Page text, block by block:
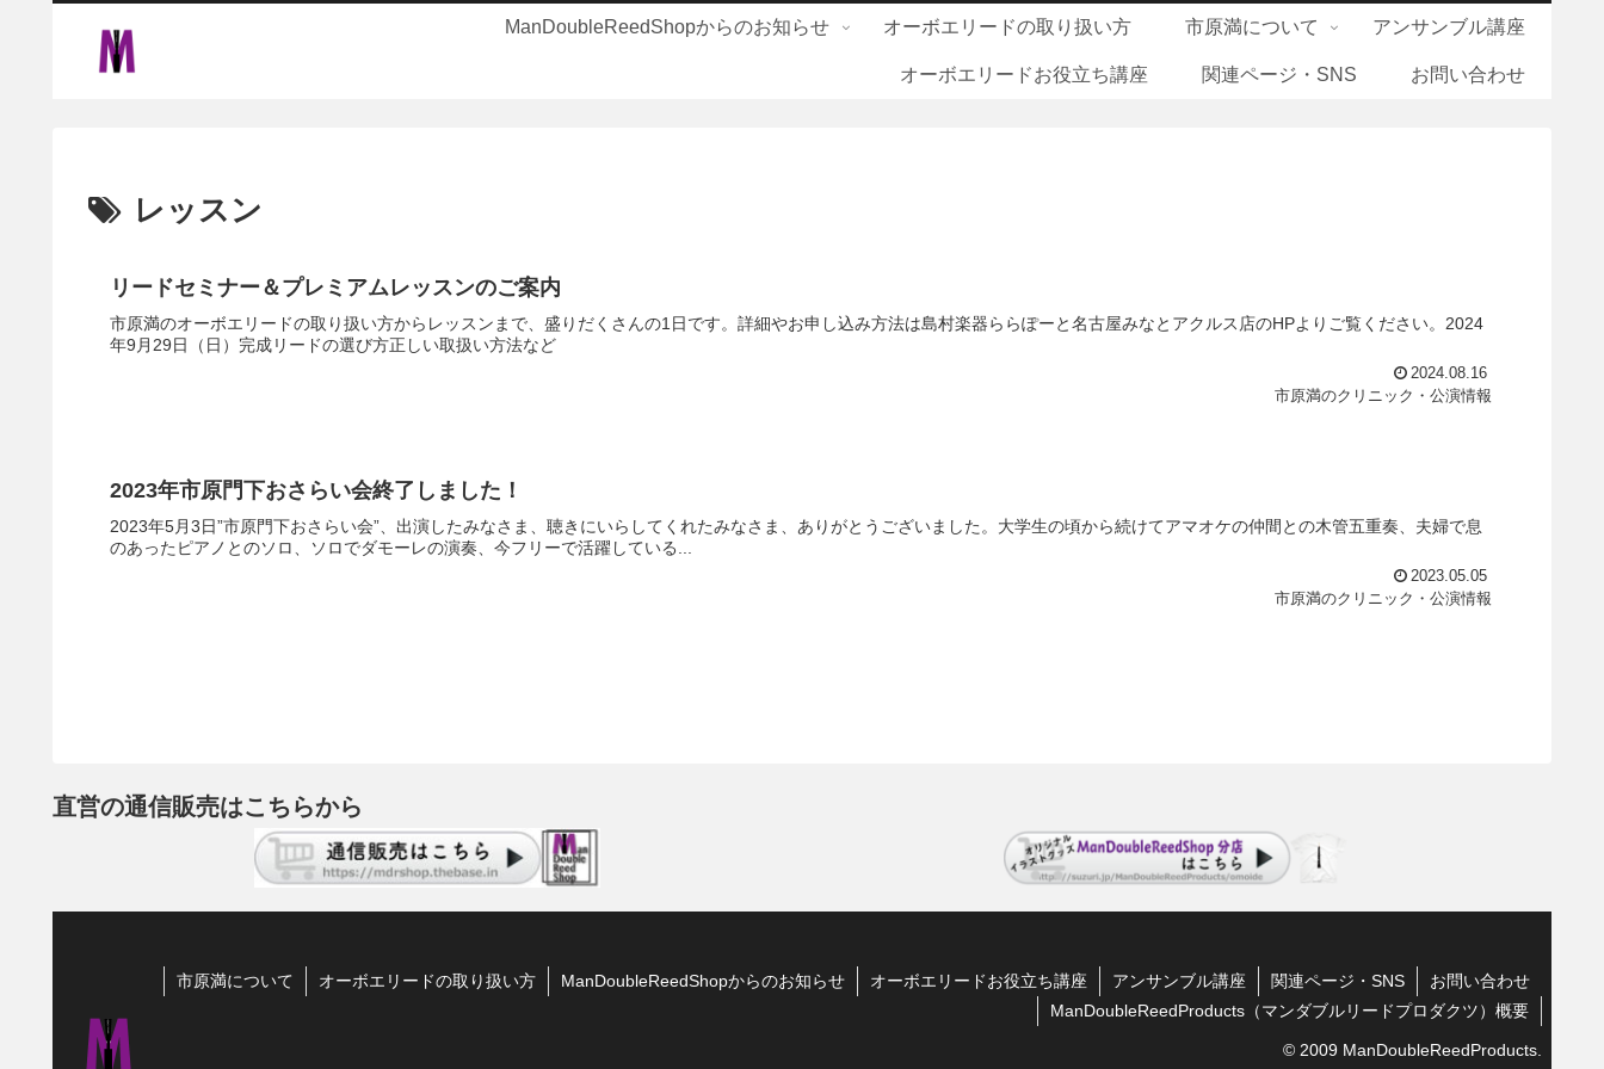
ManDoubleReedShopからのお知らせ オーボエリードの取り扱い方 市原満について アンサンブル講座
オーボエリードお役立ち講座 関連ページ・SNS お問い合わせ
レッスン
リードセミナー＆プレミアムレッスンのご案内
市原満のオーボエリードの取り扱い方からレッスンまで、盛りだくさんの1日です。詳細やお申し込み方法は島村楽器ららぽーと名古屋みなとアクルス店のHPよりご覧ください。2024
年9月29日（日）完成リードの選び方正しい取扱い方法など
2024.08.16
市原満のクリニック・公演情報
2023年市原門下おさらい会終了しました！
2023年5月3日”市原門下おさらい会”、出演したみなさま、聴きにいらしてくれたみなさま、ありがとうございました。大学生の頃から続けてアマオケの仲間との木管五重奏、夫婦で息
のあったピアノとのソロ、ソロでダモーレの演奏、今フリーで活躍している...
2023.05.05
市原満のクリニック・公演情報
直営の通信販売はこちらから
市原満について オーボエリードの取り扱い方 ManDoubleReedShopからのお知らせ オーボエリードお役立ち講座 アンサンブル講座 関連ページ・SNS
お問い合わせ
ManDoubleReedProducts（マンダブルリードプロダクツ）概要
© 2009 ManDoubleReedProducts.